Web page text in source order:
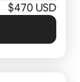
$470 USD